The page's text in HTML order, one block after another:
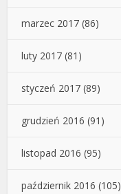
marzec 2017 (86)
luty 2017 (81)
styczeń 2017 (89)
grudzień 2016 (91)
listopad 2016 (95)
październik 2016 (105)